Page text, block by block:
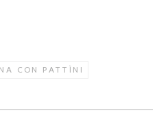
CON PATTÌNI